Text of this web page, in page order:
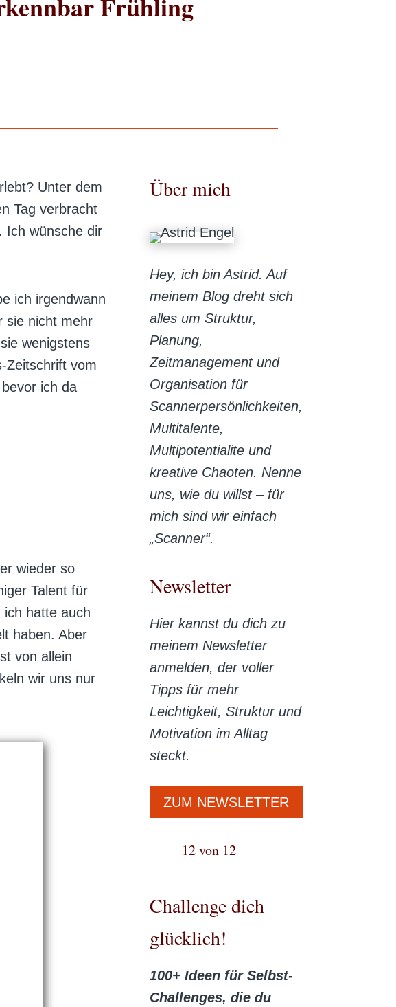
Unter dem
Tag verbracht
Ich wünsche dir
ich irgendwann
sie nicht mehr
wenigstens
Zeitschrift vom
ich da
wieder so
Talent für
hatte auch
haben. Aber
von allein
wir uns nur
Über mich
Hey, ich bin Astrid. Auf
meinem Blog dreht sich
alles um Struktur,
Planung,
Zeitmanagement und
Organisation für
Scannerpersönlichkeiten,
Multitalente,
Multipotentialite und
kreative Chaoten. Nenne
uns, wie du willst – für
mich sind wir einfach
„Scanner“.
Newsletter
Hier kannst du dich zu
meinem Newsletter
anmelden, der voller
Tipps für mehr
Leichtigkeit, Struktur und
Motivation im Alltag
steckt.
ZUM NEWSLETTER
12 von 12
Challenge dich
glücklich!
100+ Ideen für Selbst-
Challenges, die du